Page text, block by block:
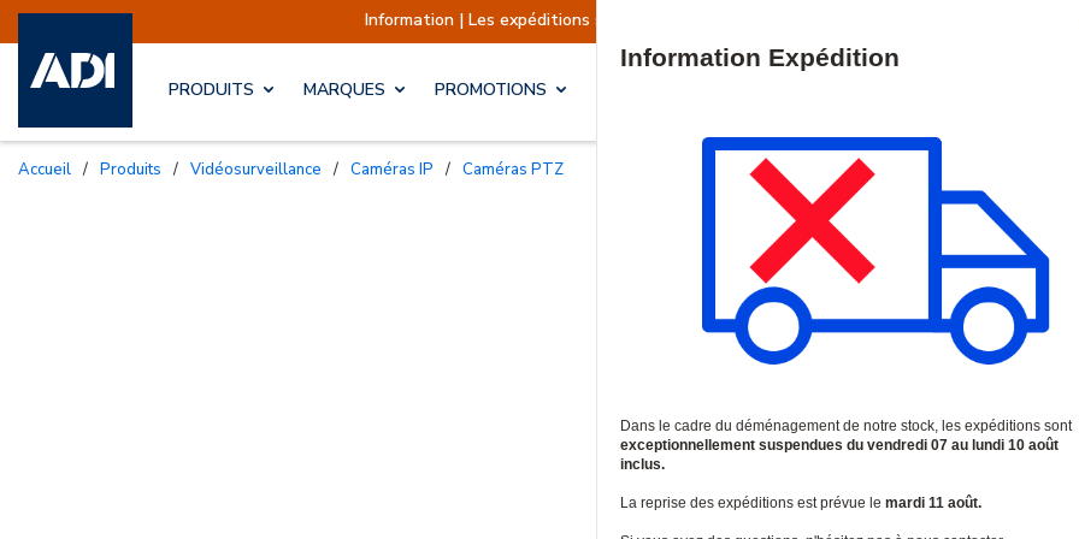
Information | Les expéditions sont actuellement suspendues Reprise prévue le mardi 11
PRODUITS MARQUES PROMOTIONS
Accueil / Produits / Vidéosurveillance / Caméras IP / Caméras PTZ